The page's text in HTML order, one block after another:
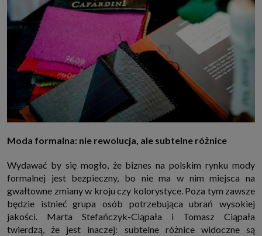
Moda formalna: nie rewolucja, ale subtelne różnice
Wydawać by się mogło, że biznes na polskim rynku mody
formalnej jest bezpieczny, bo nie ma w nim miejsca na
gwałtowne zmiany w kroju czy kolorystyce. Poza tym zawsze
będzie istnieć grupa osób potrzebująca ubrań wysokiej
jakości. Marta Stefańczyk-Ciąpała i Tomasz Ciąpała
twierdzą, że jest inaczej: subtelne różnice widoczne są